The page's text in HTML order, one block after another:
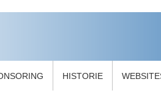
HISTORIE